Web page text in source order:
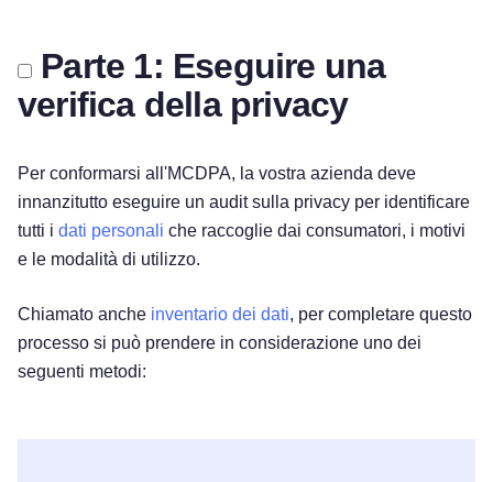
Parte 1: Eseguire una
verifica della privacy
Per conformarsi all'MCDPA, la vostra azienda deve
innanzitutto eseguire un audit sulla privacy per identificare
tutti i dati personali che raccoglie dai consumatori, i motivi
e le modalità di utilizzo.
Chiamato anche inventario dei dati, per completare questo
processo si può prendere in considerazione uno dei
seguenti metodi: